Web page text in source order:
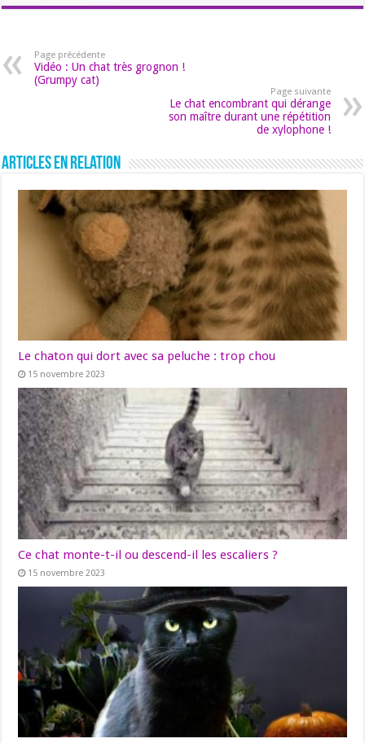
Page précédente
Vidéo : Un chat très grognon !
(Grumpy cat)
Page suivante
Le chat encombrant qui dérange
son maître durant une répétition
de xylophone !
Articles en relation
Le chaton qui dort avec sa peluche : trop chou
15 novembre 2023
Ce chat monte-t-il ou descend-il les escaliers ?
15 novembre 2023